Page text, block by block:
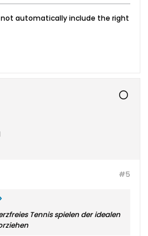
automatically include the right
#5
Tennis spielen der idealen